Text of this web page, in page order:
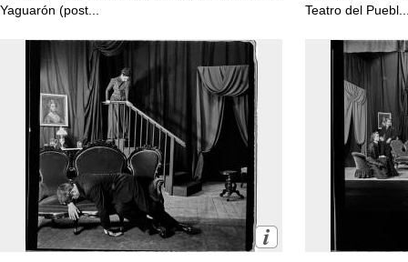
Yaguarón (post...
Teatro del